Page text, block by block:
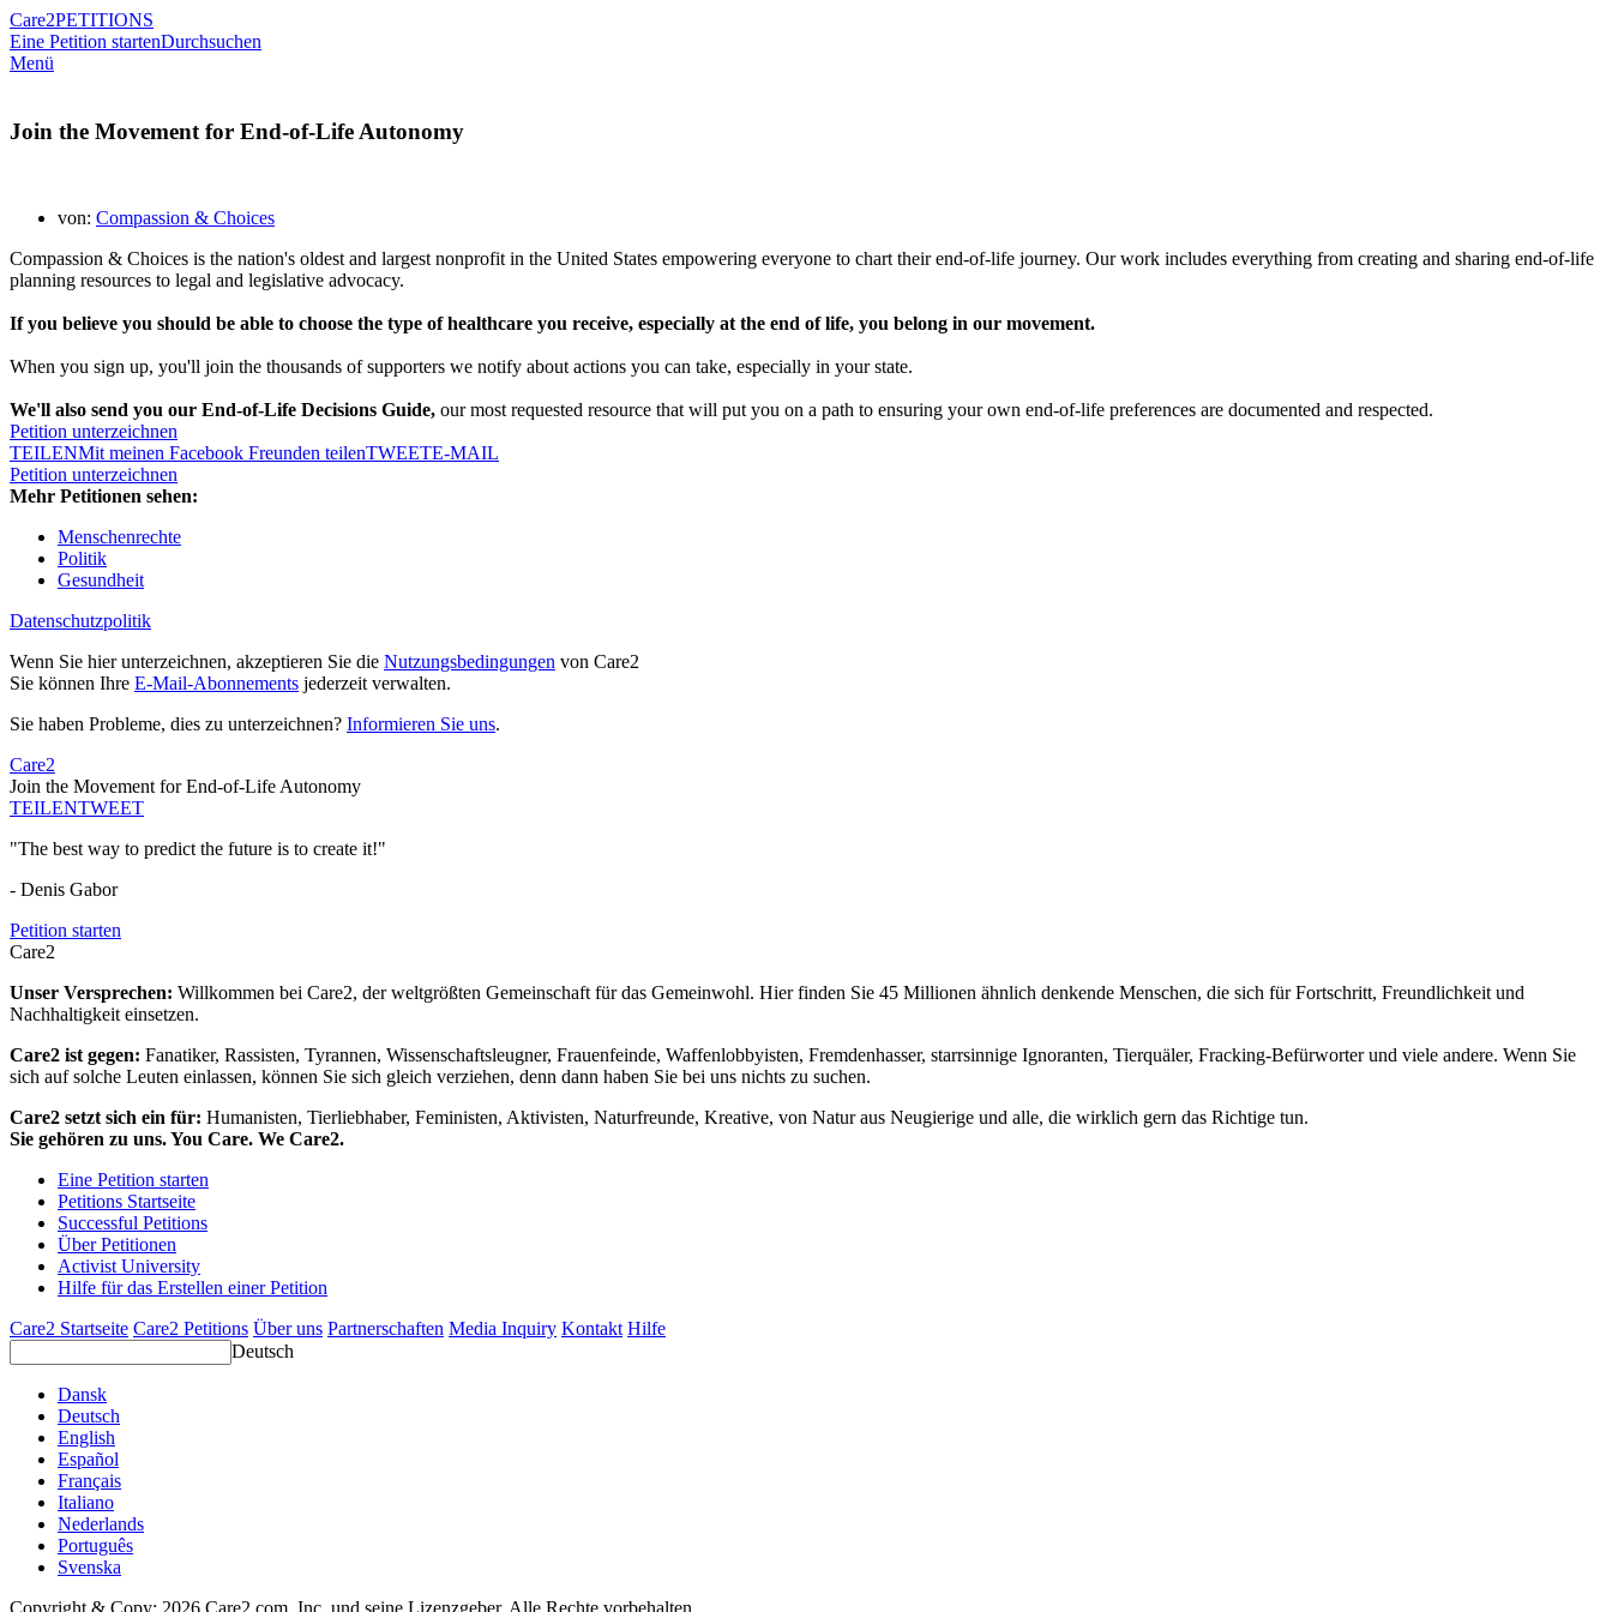
Care2PETITIONS
Eine Petition startenDurchsuchen
Menü
Join the Movement for End-of-Life Autonomy
von: Compassion & Choices
Compassion & Choices is the nation's oldest and largest nonprofit in the United States empowering everyone to chart their end-of-life journey. Our work includes everything from creating and sharing end-of-life
planning resources to legal and legislative advocacy.
If you believe you should be able to choose the type of healthcare you receive, especially at the end of life, you belong in our movement.
When you sign up, you'll join the thousands of supporters we notify about actions you can take, especially in your state.
We'll also send you our End-of-Life Decisions Guide, our most requested resource that will put you on a path to ensuring your own end-of-life preferences are documented and respected.
Petition unterzeichnen
TEILENMit meinen Facebook Freunden teilenTWEETE-MAIL
Petition unterzeichnen
Mehr Petitionen sehen:
Menschenrechte
Politik
Gesundheit
Datenschutzpolitik
Wenn Sie hier unterzeichnen, akzeptieren Sie die Nutzungsbedingungen von Care2
Sie können Ihre E-Mail-Abonnements jederzeit verwalten.
Sie haben Probleme, dies zu unterzeichnen? Informieren Sie uns.
Care2
Join the Movement for End-of-Life Autonomy
TEILENTWEET
"The best way to predict the future is to create it!"
- Denis Gabor
Petition starten
Care2
Unser Versprechen: Willkommen bei Care2, der weltgrößten Gemeinschaft für das Gemeinwohl. Hier finden Sie 45 Millionen ähnlich denkende Menschen, die sich für Fortschritt, Freundlichkeit und
Nachhaltigkeit einsetzen.
Care2 ist gegen: Fanatiker, Rassisten, Tyrannen, Wissenschaftsleugner, Frauenfeinde, Waffenlobbyisten, Fremdenhasser, starrsinnige Ignoranten, Tierquäler, Fracking-Befürworter und viele andere. Wenn Sie
sich auf solche Leuten einlassen, können Sie sich gleich verziehen, denn dann haben Sie bei uns nichts zu suchen.
Care2 setzt sich ein für: Humanisten, Tierliebhaber, Feministen, Aktivisten, Naturfreunde, Kreative, von Natur aus Neugierige und alle, die wirklich gern das Richtige tun.
Sie gehören zu uns. You Care. We Care2.
Eine Petition starten
Petitions Startseite
Successful Petitions
Über Petitionen
Activist University
Hilfe für das Erstellen einer Petition
Care2 Startseite Care2 Petitions Über uns Partnerschaften Media Inquiry Kontakt Hilfe
Deutsch
Dansk
Deutsch
English
Español
Français
Italiano
Nederlands
Português
Svenska